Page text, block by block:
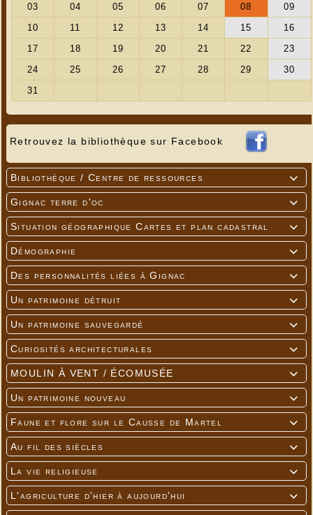
Retrouvez la bibliothèque sur Facebook

Bibliothèque / Centre de ressources

Gignac terre d'oc

Situation géographique Cartes et plan cadastral

Démographie

Des personnalités liées à Gignac

Un patrimoine détruit

Un patrimoine sauvegardé

Curiosités architecturales

MOULIN À VENT / ÉCOMUSÉE

Un patrimoine nouveau

Faune et flore sur le Causse de Martel

Au fil des siècles

La vie religieuse

L'agriculture d'hier à aujourd'hui